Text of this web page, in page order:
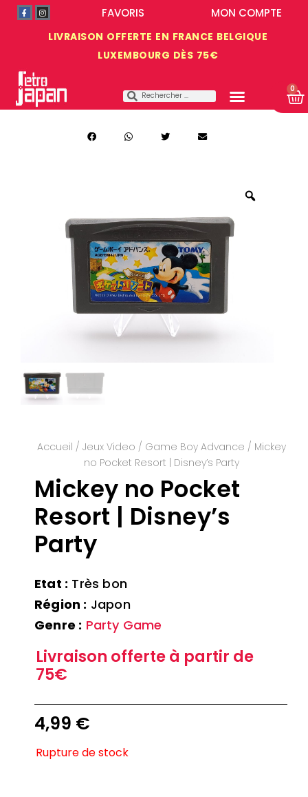
LIVRAISON OFFERTE EN FRANCE BELGIQUE
LUXEMBOURG DÈS 75€
MON COMPTE
FAVORIS
0
Accueil / Jeux Video / Game Boy Advance / Mickey
no Pocket Resort | Disney’s Party
Mickey no Pocket
Resort | Disney’s
Party
Etat : Très bon
Région : Japon
Genre : Party Game
Livraison offerte à partir de
75€
4,99 €
Rupture de stock